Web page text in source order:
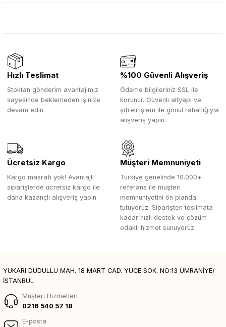
Hızlı Teslimat
Stoktan gönderim avantajımız
sayesinde beklemeden işinize
devam edin.
%100 Güvenli Alışveriş
Ödeme bilgileriniz SSL ile
korunur. Güvenli altyapı ve
şifreli işlem ile gönül rahatlığıyla
alışveriş yapın.
Ücretsiz Kargo
Kargo masrafı yok! Avantajlı
siparişlerde ücretsiz kargo ile
daha kazançlı alışveriş yapın.
Müşteri Memnuniyeti
Türkiye genelinde 10.000+
referans ile müşteri
memnuniyetini ön planda
tutuyoruz. Siparişten teslimata
kadar hızlı destek ve çözüm
odaklı hizmet sunuyoruz.
YUKARI DUDULLU MAH. 18 MART CAD. YÜCE SOK. NO:13 ÜMRANİYE/
İSTANBUL
Müşteri Hizmetleri
0216 540 57 18
E-posta